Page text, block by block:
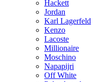
Hackett
Jordan
Karl Lagerfeld
Kenzo
Lacoste
Millionaire
Moschino
Napapijri
Off White